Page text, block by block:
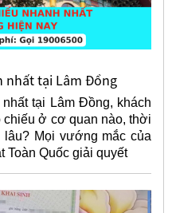
nhất tại Lâm Đồng
tại Lâm Đồng, khách
chiếu ở cơ quan nào, thời
lâu? Mọi vướng mắc của
Toàn Quốc giải quyết